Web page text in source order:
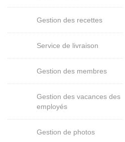
Gestion des recettes
Service de livraison
Gestion des membres
Gestion des vacances des
employés
Gestion de photos